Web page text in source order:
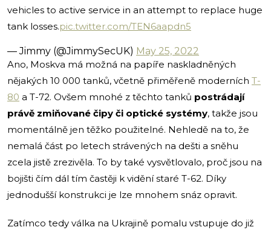
vehicles to active service in an attempt to replace huge
tank losses.pic.twitter.com/TEN6aapdn5
— Jimmy (@JimmySecUK) May 25, 2022
Ano, Moskva má možná na papíře naskladněných
nějakých 10 000 tanků, včetně přiměřeně moderních T-
80 a T-72. Ovšem mnohé z těchto tanků postrádají
právě zmiňované čipy či optické systémy, takže jsou
momentálně jen těžko použitelné. Nehledě na to, že
nemalá část po letech strávených na dešti a sněhu
zcela jistě zrezivěla. To by také vysvětlovalo, proč jsou na
bojišti čím dál tím častěji k vidění staré T-62. Díky
jednodušší konstrukci je lze mnohem snáz opravit.
Zatímco tedy válka na Ukrajině pomalu vstupuje do již